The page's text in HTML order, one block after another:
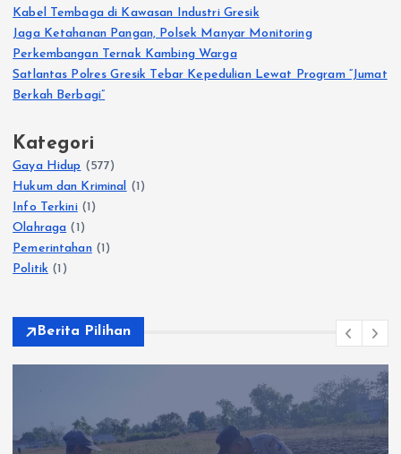
Kabel Tembaga di Kawasan Industri Gresik
Jaga Ketahanan Pangan, Polsek Manyar Monitoring
Perkembangan Ternak Kambing Warga
Satlantas Polres Gresik Tebar Kepedulian Lewat Program “Jumat
Berkah Berbagi”
Kategori
Gaya Hidup (577)
Hukum dan Kriminal (1)
Info Terkini(1)
Olahraga (1)
Pemerintahan(1)
Politik (1)
Berita Pilihan